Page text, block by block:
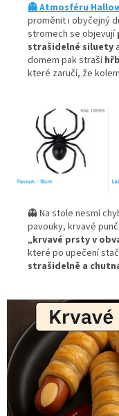
👻 Atmosféru
proměnit i obyčejný
stromech se objevují
strašidelné siluety
domem pak straší
které zaručí, že
👻 Na stole nesmí
pavouky, krvavé
„krvavé prsty v
které po upečení
strašidelně a